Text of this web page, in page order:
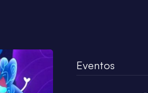
Eventos